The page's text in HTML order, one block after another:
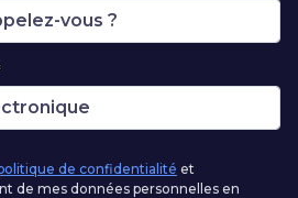
de confidentialité et
de mes données personnelles en